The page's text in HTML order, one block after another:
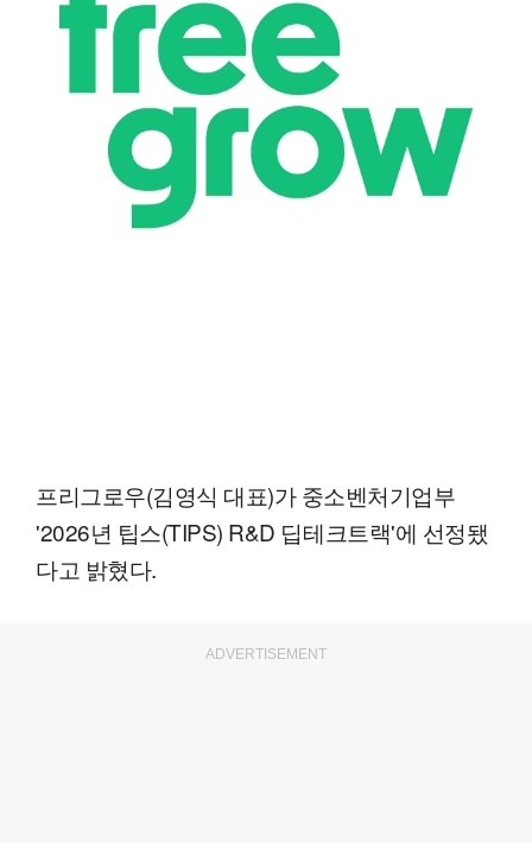
프리그로우(김영식 대표)가 중소벤처기업부
'2026년 팁스(TIPS) R&D 딥테크트랙'에 선정됐
다고 밝혔다.
ADVERTISEMENT